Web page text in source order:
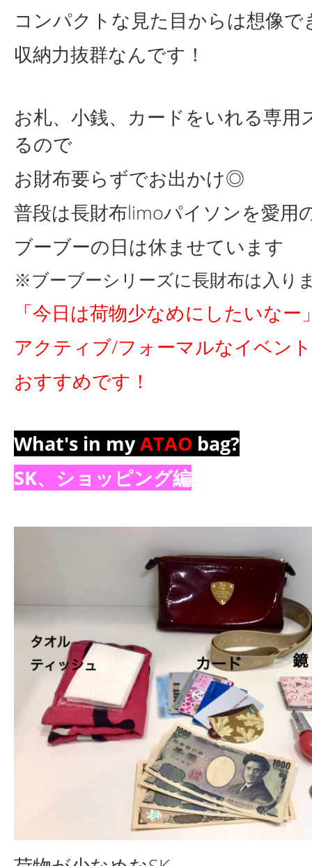
コンパクトな見た目からは想像で
収納力抜群なんです！
お札、小銭、カードをいれる専用
るので
お財布要らずでお出かけ◎
普段は長財布limoパイソンを愛用
ブーブーの日は休ませています
※ブーブーシリーズに長財布は入り
「今日は荷物少なめにしたいなー
アクティブ/フォーマルなイベン
おすすめです！
What's in myATAO bag?
SK、ショッピング編